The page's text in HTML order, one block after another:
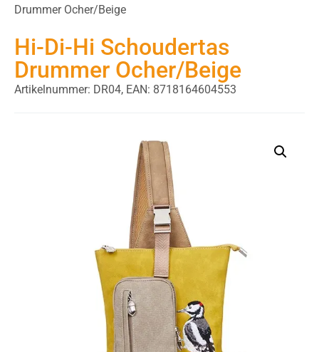
Drummer Ocher/Beige
Hi-Di-Hi Schoudertas
Drummer Ocher/Beige
Artikelnummer: DR04, EAN: 8718164604553